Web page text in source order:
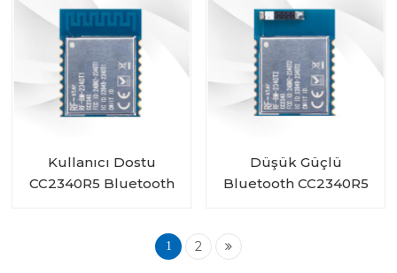
Kullanıcı Dostu
CC2340R5 Bluetooth
Düşük Güçlü
Bluetooth CC2340R5
1 2